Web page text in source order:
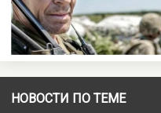
НОВОСТИ ПО ТЕМЕ